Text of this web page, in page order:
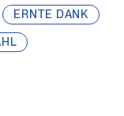
ERNTE DANK